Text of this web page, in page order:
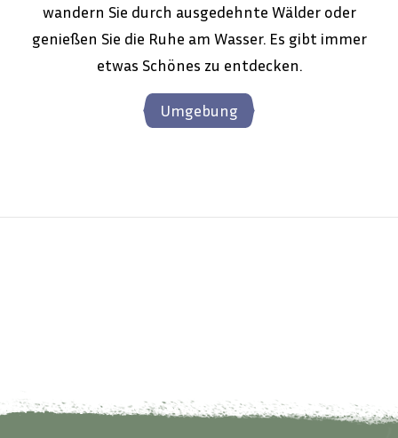
wandern Sie durch ausgedehnte Wälder oder
genießen Sie die Ruhe am Wasser. Es gibt immer
etwas Schönes zu entdecken.
Umgebung